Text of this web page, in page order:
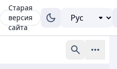
Старая
версия
сайта